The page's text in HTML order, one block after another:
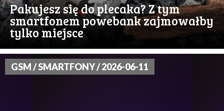
Pakujesz się do plecaka? Z tym
smartfonem powebank zajmowałby
tylko miejsce
GSM / SMARTFONY / 2026-06-11